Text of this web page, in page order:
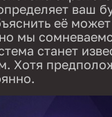
ваш
её может
мы
станет
Хотя